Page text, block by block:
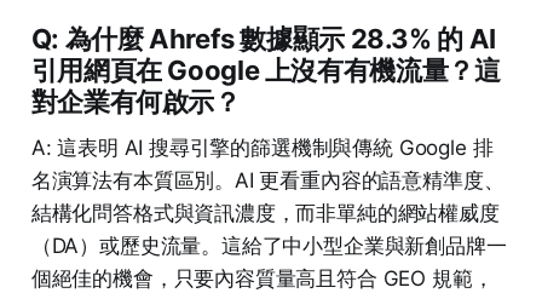
Q: 為什麼 Ahrefs 數據顯示 28.3% 的 AI
引用網頁在 Google 上沒有有機流量？這
對企業有何啟示？
A: 這表明 AI 搜尋引擎的篩選機制與傳統 Google 排
名演算法有本質區別。AI 更看重內容的語意精準度、
結構化問答格式與資訊濃度，而非單純的網站權威度
（DA）或歷史流量。這給了中小型企業與新創品牌一
個絕佳的機會，只要內容質量高且符合 GEO 規範，